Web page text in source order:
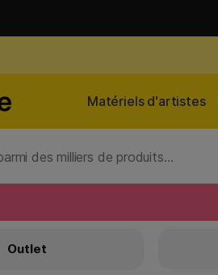
Matériels d'artistes
Outlet